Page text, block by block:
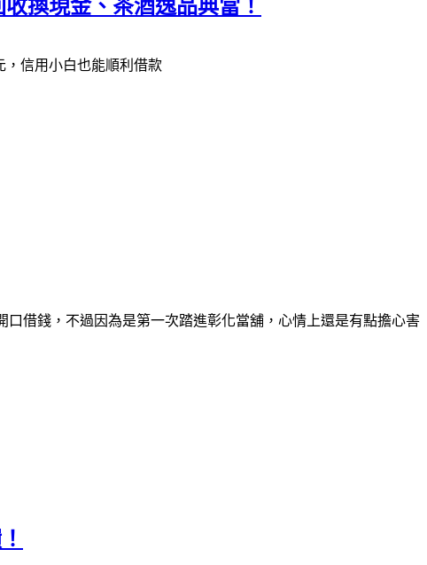
換現金、茶酒逸品典當！
，信用小白也能順利借款
借錢，不過因為是第一次踏進彰化當舖，心情上還是有點擔心害